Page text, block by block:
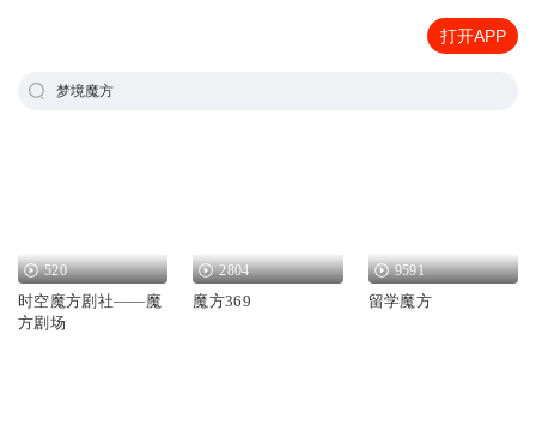
打开APP
梦境魔方
520
时空魔方剧社——魔
方剧场
2804
魔方369
9591
留学魔方